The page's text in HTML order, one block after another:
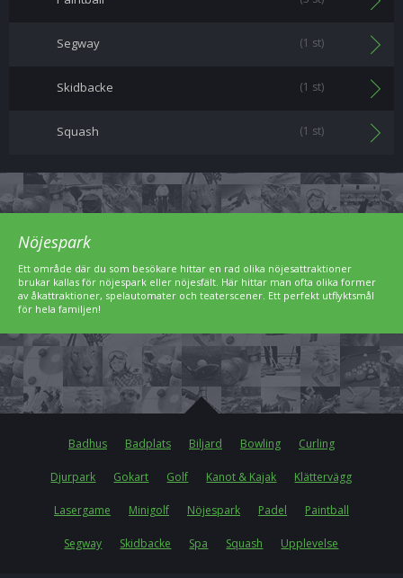
Segway (1 st)
Skidbacke (1 st)
Squash (1 st)
Nöjespark
Ett område där du som besökare hittar en rad olika nöjesattraktioner
brukar kallas för nöjespark eller nöjesfält. Här hittar man ofta olika former
av åkattraktioner, spelautomater och teaterscener. Ett perfekt utflyktsmål
för hela familjen!
Badhus Badplats Biljard Bowling Curling
Djurpark Gokart Golf Kanot & Kajak Klättervägg
Lasergame Minigolf Nöjespark Padel Paintball
Segway Skidbacke Spa Squash Upplevelse